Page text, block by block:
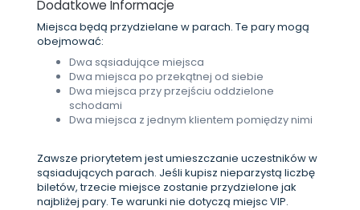
Dodatkowe Informacje
Miejsca będą przydzielane w parach. Te pary mogą
obejmować:
Dwa sąsiadujące miejsca
Dwa miejsca po przekątnej od siebie
Dwa miejsca przy przejściu oddzielone
schodami
Dwa miejsca z jednym klientem pomiędzy nimi
Zawsze priorytetem jest umieszczanie uczestników w
sąsiadujących parach. Jeśli kupisz nieparzystą liczbę
biletów, trzecie miejsce zostanie przydzielone jak
najbliżej pary. Te warunki nie dotyczą miejsc VIP.